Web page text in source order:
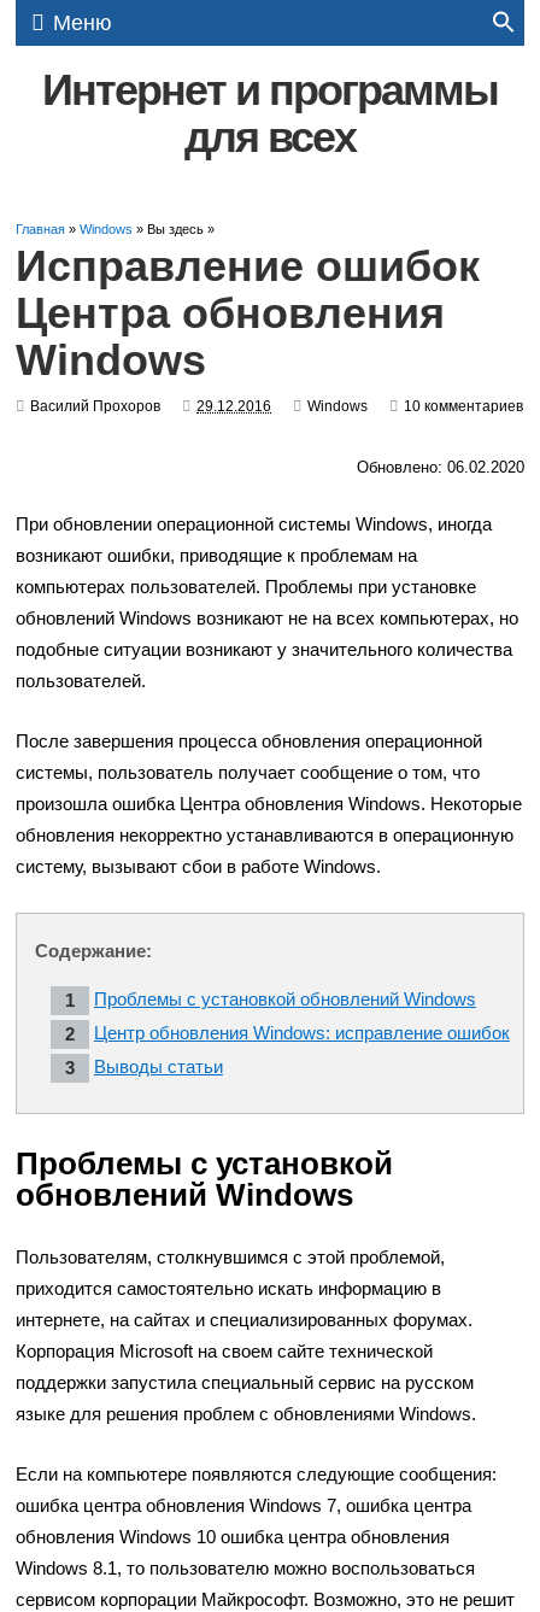
Меню
Интернет и программы
для всех
Главная »Windows » Вы здесь »
Исправление ошибок
Центра обновления
Windows
Василий Прохоров 29.12.2016 Windows 10 комментариев
Обновлено: 06.02.2020
При обновлении операционной системы Windows, иногда
возникают ошибки, приводящие к проблемам на
компьютерах пользователей. Проблемы при установке
обновлений Windows возникают не на всех компьютерах, но
подобные ситуации возникают у значительного количества
пользователей.
После завершения процесса обновления операционной
системы, пользователь получает сообщение о том, что
произошла ошибка Центра обновления Windows. Некоторые
обновления некорректно устанавливаются в операционную
систему, вызывают сбои в работе Windows.
Содержание:
Проблемы с установкой обновлений Windows
Центр обновления Windows: исправление ошибок
Выводы статьи
Проблемы с установкой
обновлений Windows
Пользователям, столкнувшимся с этой проблемой,
приходится самостоятельно искать информацию в
интернете, на сайтах и специализированных форумах.
Корпорация Microsoft на своем сайте технической
поддержки запустила специальный сервис на русском
языке для решения проблем с обновлениями Windows.
Если на компьютере появляются следующие сообщения:
ошибка центра обновления Windows 7, ошибка центра
обновления Windows 10 ошибка центра обновления
Windows 8.1, то пользователю можно воспользоваться
сервисом корпорации Майкрософт. Возможно, это не решит